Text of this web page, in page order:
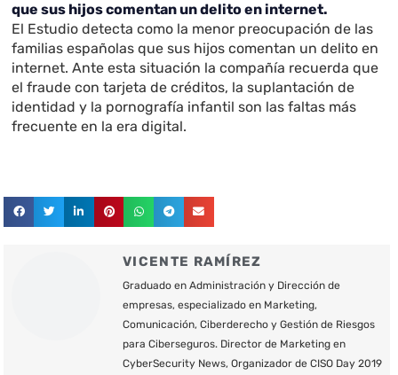
que sus hijos comentan un delito en internet.
El Estudio detecta como la menor preocupación de las
familias españolas que sus hijos comentan un delito en
internet. Ante esta situación la compañía recuerda que
el fraude con tarjeta de créditos, la suplantación de
identidad y la pornografía infantil son las faltas más
frecuente en la era digital.
VICENTE RAMÍREZ
Graduado en Administración y Dirección de
empresas, especializado en Marketing,
Comunicación, Ciberderecho y Gestión de Riesgos
para Ciberseguros. Director de Marketing en
CyberSecurity News, Organizador de CISO Day 2019